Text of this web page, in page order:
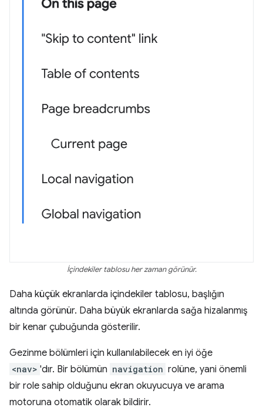
İçindekiler tablosu her zaman görünür.
Daha küçük ekranlarda içindekiler tablosu, başlığın
altında görünür. Daha büyük ekranlarda sağa hizalanmış
bir kenar çubuğunda gösterilir.
Gezinme bölümleri için kullanılabilecek en iyi öğe
<nav> 'dır. Bir bölümün navigation rolüne, yani önemli
bir role sahip olduğunu ekran okuyucuya ve arama
motoruna otomatik olarak bildirir.